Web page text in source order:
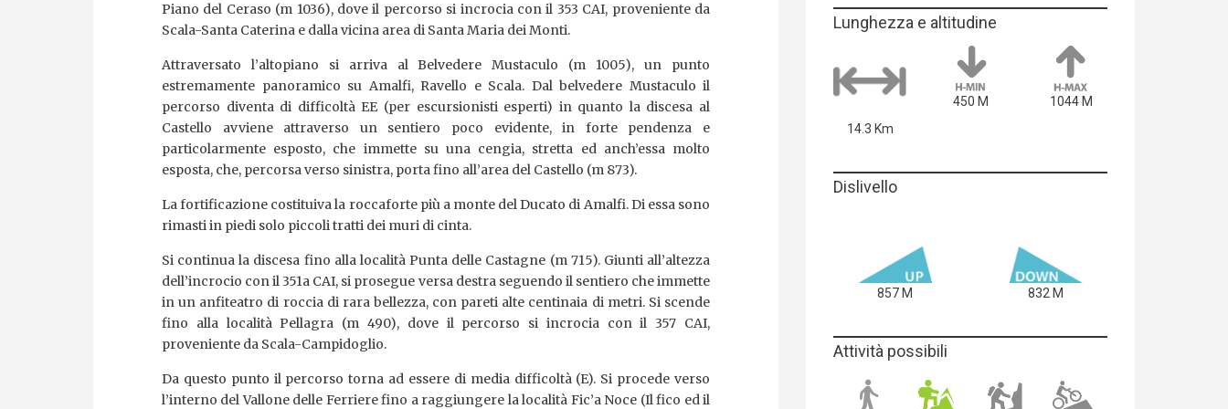
Lunghezza e altitudine
14.3 Km
450 M 1044 M
Dislivello
857 M 832 M
Attività possibili
Piano del Ceraso (m 1036), dove il percorso si incrocia con il 353 CAI, proveniente da
Scala-Santa Caterina e dalla vicina area di Santa Maria dei Monti.
Attraversato l’altopiano si arriva al Belvedere Mustaculo (m 1005), un punto
estremamente panoramico su Amalfi, Ravello e Scala. Dal belvedere Mustaculo il
percorso diventa di difficoltà EE (per escursionisti esperti) in quanto la discesa al
Castello avviene attraverso un sentiero poco evidente, in forte pendenza e
particolarmente esposto, che immette su una cengia, stretta ed anch’essa molto
esposta, che, percorsa verso sinistra, porta fino all’area del Castello (m 873).
La fortificazione costituiva la roccaforte più a monte del Ducato di Amalfi. Di essa sono
rimasti in piedi solo piccoli tratti dei muri di cinta.
Si continua la discesa fino alla località Punta delle Castagne (m 715). Giunti all’altezza
dell’incrocio con il 351a CAI, si prosegue versa destra seguendo il sentiero che immette
in un anfiteatro di roccia di rara bellezza, con pareti alte centinaia di metri. Si scende
fino alla località Pellagra (m 490), dove il percorso si incrocia con il 357 CAI,
proveniente da Scala-Campidoglio.
Da questo punto il percorso torna ad essere di media difficoltà (E). Si procede verso
l’interno del Vallone delle Ferriere fino a raggiungere la località Fic’a Noce (Il fico ed il